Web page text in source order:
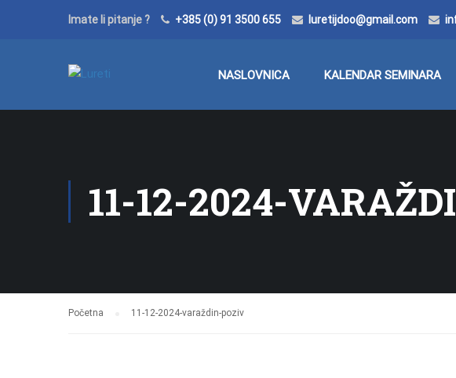
Imate li pitanje ? +385 (0) 91 3500 655 luretijdoo@gmail.com
NASLOVNICA KALENDAR SEMINARA
11-12-2024-
Početna 11-12-2024-varaždin-poziv